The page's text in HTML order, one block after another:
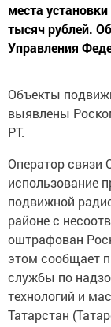
места
тысяч рублей.
Управления
Объекты
выявлены
РТ.
Оператор связи
использование
подвижной
районе с
оштрафован
этом сообщает
службы по
технологий и
Татарстан